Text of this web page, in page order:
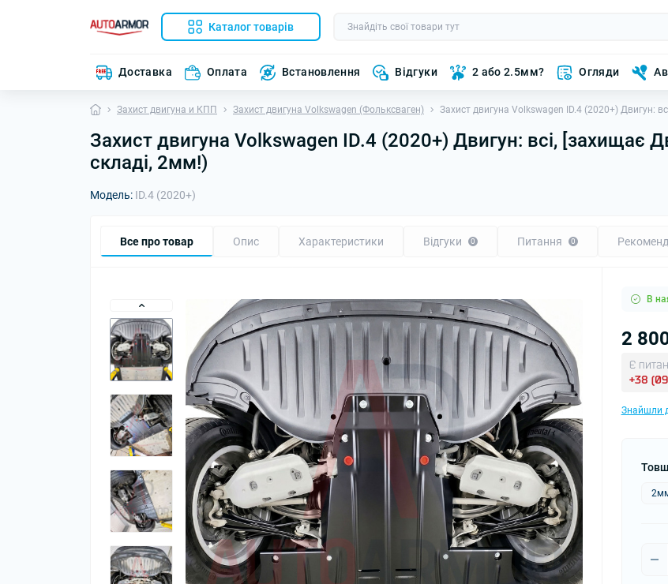
Каталог товарів
Доставка Оплата Встановлення Відгуки 2 або 2.5мм? Огляди
Захист двигуна и КПП Захист двигуна Volkswagen (Фольксваген) Захист двигуна Volkswagen ID.4 (2020+) Двигун:
Захист двигуна Volkswagen ID.4 (2020+) Двигун: всі, [захищає
складі, 2мм!)
Модель: ID.4 (2020+)
Все про товар Опис Характеристики Відгуки 0 Питання 0
В
2
Є
+38
Знайшли